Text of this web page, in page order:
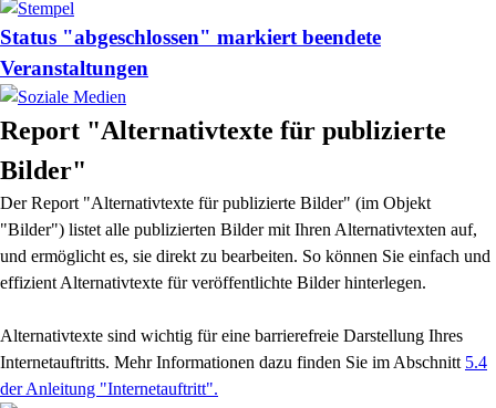
Status "abgeschlossen" markiert beendete
Veranstaltungen
Report "Alternativtexte für publizierte
Bilder"
Der Report "Alternativtexte für publizierte Bilder" (im Objekt
"Bilder") listet alle publizierten Bilder mit Ihren Alternativtexten auf,
und ermöglicht es, sie direkt zu bearbeiten. So können Sie einfach und
effizient Alternativtexte für veröffentlichte Bilder hinterlegen.
Alternativtexte sind wichtig für eine barrierefreie Darstellung Ihres
Internetauftritts. Mehr Informationen dazu finden Sie im Abschnitt 5.4
der Anleitung "Internetauftritt".